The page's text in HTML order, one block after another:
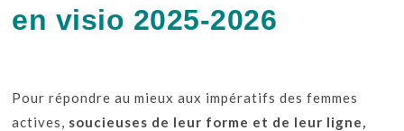
en visio 2025-2026
Pour répondre au mieux aux impératifs des femmes
actives, soucieuses de leur forme et de leur ligne,